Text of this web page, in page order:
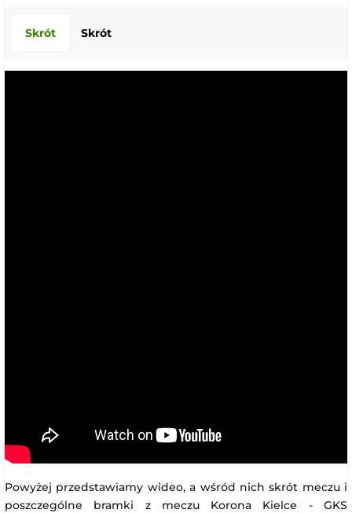
Skrót Skrót
Powyżej przedstawiamy wideo, a wśród nich skrót meczu i
poszczególne bramki z meczu Korona Kielce - GKS